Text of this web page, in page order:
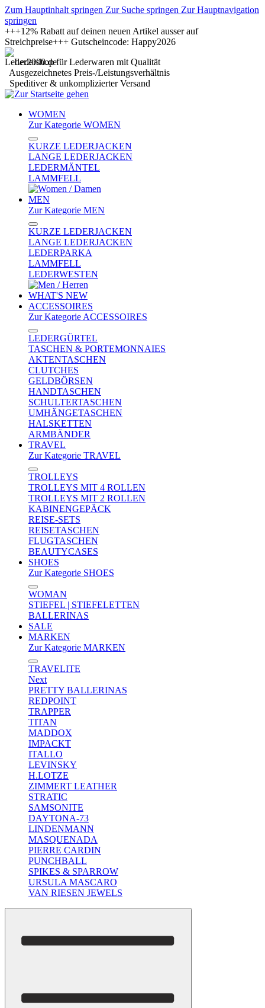
Zum Hauptinhalt springen Zur Suche springen Zur Hauptnavigation
springen
+++12% Rabatt auf deinen neuen Artikel ausser auf
Streichpreise+++ Gutscheincode: Happy2026
Ledershop für Lederwaren mit Qualität
Ausgezeichnetes Preis-/Leistungsverhältnis
Speditiver & unkomplizierter Versand
WOMEN
Zur Kategorie WOMEN
KURZE LEDERJACKEN
LANGE LEDERJACKEN
LEDERMÄNTEL
LAMMFELL
MEN
Zur Kategorie MEN
KURZE LEDERJACKEN
LANGE LEDERJACKEN
LEDERPARKA
LAMMFELL
LEDERWESTEN
WHAT'S NEW
ACCESSOIRES
Zur Kategorie ACCESSOIRES
LEDERGÜRTEL
TASCHEN & PORTEMONNAIES
AKTENTASCHEN
CLUTCHES
GELDBÖRSEN
HANDTASCHEN
SCHULTERTASCHEN
UMHÄNGETASCHEN
HALSKETTEN
ARMBÄNDER
TRAVEL
Zur Kategorie TRAVEL
TROLLEYS
TROLLEYS MIT 4 ROLLEN
TROLLEYS MIT 2 ROLLEN
KABINENGEPÄCK
REISE-SETS
REISETASCHEN
FLUGTASCHEN
BEAUTYCASES
SHOES
Zur Kategorie SHOES
WOMAN
STIEFEL | STIEFELETTEN
BALLERINAS
SALE
MARKEN
Zur Kategorie MARKEN
TRAVELITE
Next
PRETTY BALLERINAS
REDPOINT
TRAPPER
TITAN
MADDOX
IMPACKT
ITALLO
LEVINSKY
H.LOTZE
ZIMMERT LEATHER
STRATIC
SAMSONITE
DAYTONA-73
LINDENMANN
MASQUENADA
PIERRE CARDIN
PUNCHBALL
SPIKES & SPARROW
URSULA MASCARO
VAN RIESEN JEWELS